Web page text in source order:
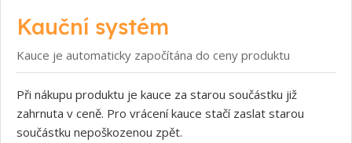
Kauční systém
Kauce je automaticky započítána do ceny produktu
Při nákupu produktu je kauce za starou součástku již
zahrnuta v ceně. Pro vrácení kauce stačí zaslat starou
součástku nepoškozenou zpět.